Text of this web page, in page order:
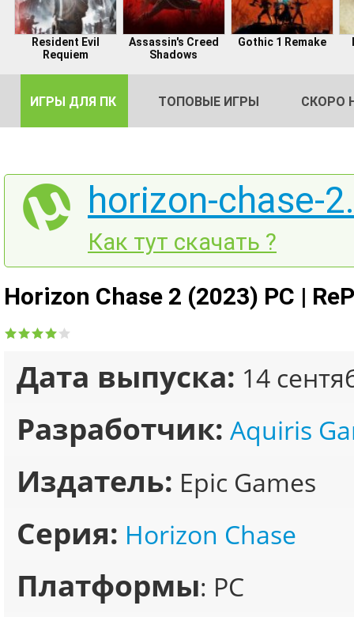
Resident Evil
Requiem
Assassin's Creed
Shadows
Gothic 1 Remake
ИГРЫ ДЛЯ ПК ТОПОВЫЕ ИГРЫ СКОРО
horizon-chase-
Как тут скачать ?
Horizon Chase 2 (2023) PC |
Дата выпуска: 14
Разработчик: Aquiris
Издатель: Epic Games
Серия: Horizon Chase
Платформы: PC